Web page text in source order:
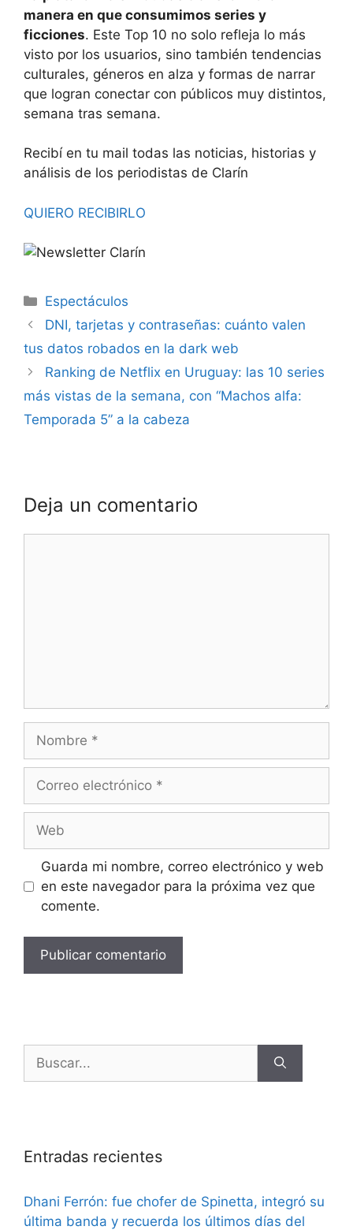
manera en que consumimos series y
ficciones. Este Top 10 no solo refleja lo más
visto por los usuarios, sino también tendencias
culturales, géneros en alza y formas de narrar
que logran conectar con públicos muy distintos,
semana tras semana.
Recibí en tu mail todas las noticias, historias y
análisis de los periodistas de Clarín
QUIERO RECIBIRLO
Espectáculos
DNI, tarjetas y contraseñas: cuánto valen
tus datos robados en la dark web
Ranking de Netflix en Uruguay: las 10 series
más vistas de la semana, con “Machos alfa:
Temporada 5” a la cabeza
Deja un comentario
Guarda mi nombre, correo electrónico y web
en este navegador para la próxima vez que
comente.
Entradas recientes
Dhani Ferrón: fue chofer de Spinetta, integró su
última banda y recuerda los últimos días del